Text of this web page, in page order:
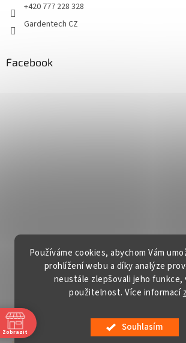
Používáme cookies, abychom Vám
prohlížení webu a díky analýze
neustále zlepšovali jeho funkce,
použitelnost. Více informací
Souhlasím
+420 777 228 328
Gardentech CZ
Facebook
Vytvořil Shoptet
Copyright 2026 Gardentech s.r.o.. Všechna
Zobrazit